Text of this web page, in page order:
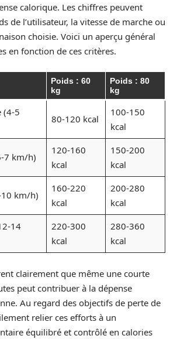
calorique. Les chiffres peuvent
de l’utilisateur, la vitesse de marche ou
choisie. Voici un aperçu général
en fonction de ces critères.
Poids : 60
kg
Poids : 80
kg
(4-5
80-120 kcal
100-150
kcal
7 km/h)
120-160
kcal
150-200
kcal
10 km/h)
160-220
kcal
200-280
kcal
14
220-300
kcal
280-360
kcal
clairement que même une courte
peut contribuer à la dépense
Au regard des objectifs de perte de
relier ces efforts à un
équilibré et contrôlé en calories